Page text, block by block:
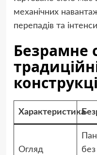
механічних
перепадів та
Безрамне
Характеристика
Огляд
без